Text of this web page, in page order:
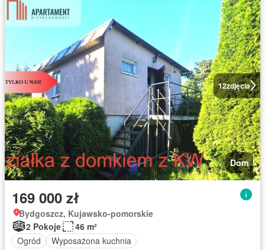
12zdjęcia
Dom
169 000 zł
Bydgoszcz, Kujawsko-pomorskie
2 Pokoje
46 m²
Ogród
Wyposażona kuchnia